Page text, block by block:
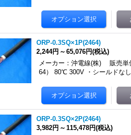
ORP-0.3SQ×1P(2464)
2,244円 ～ 65,076円(税込)
メーカー：沖電線(株) 販売単
64） 80℃ 300V ・シールドな
ORP-0.3SQ×2P(2464)
3,982円 ～ 115,478円(税込)